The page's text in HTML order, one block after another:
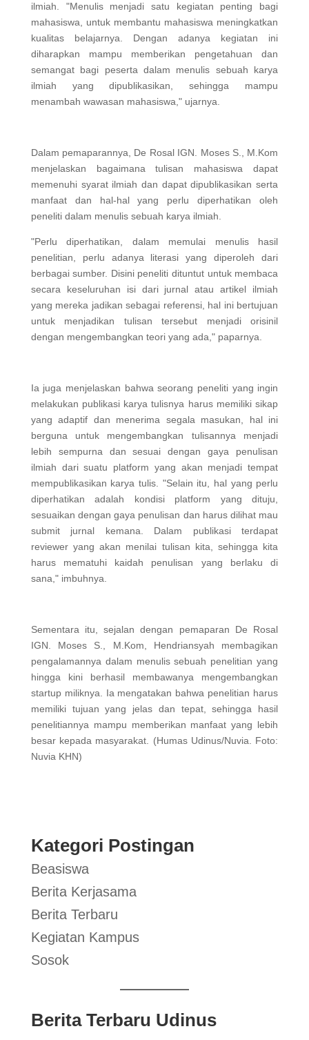
ilmiah. "Menulis menjadi satu kegiatan penting bagi
mahasiswa, untuk membantu mahasiswa meningkatkan
kualitas belajarnya. Dengan adanya kegiatan ini
diharapkan mampu memberikan pengetahuan dan
semangat bagi peserta dalam menulis sebuah karya
ilmiah yang dipublikasikan, sehingga mampu
menambah wawasan mahasiswa," ujarnya.
Dalam pemaparannya, De Rosal IGN. Moses S., M.Kom
menjelaskan bagaimana tulisan mahasiswa dapat
memenuhi syarat ilmiah dan dapat dipublikasikan serta
manfaat dan hal-hal yang perlu diperhatikan oleh
peneliti dalam menulis sebuah karya ilmiah.
"Perlu diperhatikan, dalam memulai menulis hasil
penelitian, perlu adanya literasi yang diperoleh dari
berbagai sumber. Disini peneliti dituntut untuk membaca
secara keseluruhan isi dari jurnal atau artikel ilmiah
yang mereka jadikan sebagai referensi, hal ini bertujuan
untuk menjadikan tulisan tersebut menjadi orisinil
dengan mengembangkan teori yang ada," paparnya.
Ia juga menjelaskan bahwa seorang peneliti yang ingin
melakukan publikasi karya tulisnya harus memiliki sikap
yang adaptif dan menerima segala masukan, hal ini
berguna untuk mengembangkan tulisannya menjadi
lebih sempurna dan sesuai dengan gaya penulisan
ilmiah dari suatu platform yang akan menjadi tempat
mempublikasikan karya tulis. "Selain itu, hal yang perlu
diperhatikan adalah kondisi platform yang dituju,
sesuaikan dengan gaya penulisan dan harus dilihat mau
submit jurnal kemana. Dalam publikasi terdapat
reviewer yang akan menilai tulisan kita, sehingga kita
harus mematuhi kaidah penulisan yang berlaku di
sana," imbuhnya.
Sementara itu, sejalan dengan pemaparan De Rosal
IGN. Moses S., M.Kom, Hendriansyah membagikan
pengalamannya dalam menulis sebuah penelitian yang
hingga kini berhasil membawanya mengembangkan
startup miliknya. Ia mengatakan bahwa penelitian harus
memiliki tujuan yang jelas dan tepat, sehingga hasil
penelitiannya mampu memberikan manfaat yang lebih
besar kepada masyarakat. (Humas Udinus/Nuvia. Foto:
Nuvia KHN)
Kategori Postingan
Beasiswa
Berita Kerjasama
Berita Terbaru
Kegiatan Kampus
Sosok
Berita Terbaru Udinus